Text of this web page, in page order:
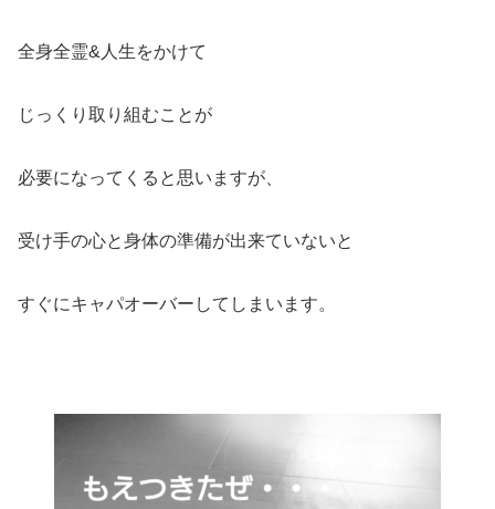
全身全霊&人生をかけて
じっくり取り組むことが
必要になってくると思いますが、
受け手の心と身体の準備が出来ていないと
すぐにキャパオーバーしてしまいます。